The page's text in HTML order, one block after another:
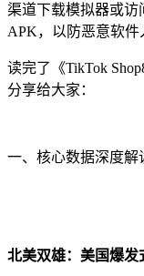
渠道下载模拟器或访
APK，以防恶意软
读完了《TikTok
分享给大家：
一、核心数据深度解
北美双雄：美国爆发